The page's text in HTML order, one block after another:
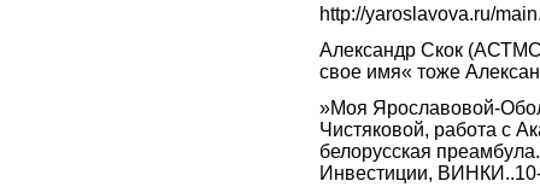
http://yaroslavova.ru/
Александр Скок
свое имя« тоже
»Моя Ярославовой-
Чистяковой, работа с
белорусская
Инвестиции,